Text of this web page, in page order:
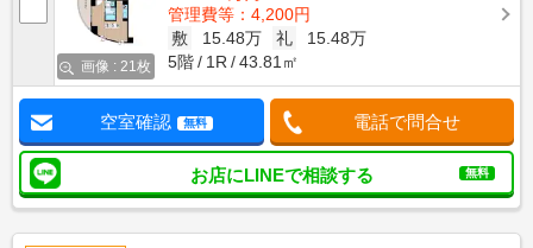
画像 : 21枚
管理費等：4,200円
敷
15.48万 礼
15.48万
5階
1R 43.81㎡
空室確認 無料 電話で問合せ
お店にLINEで相談する 無料